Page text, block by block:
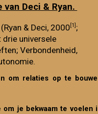
Deci & Ryan.
& Deci, 2000 [1] ;
universele
Verbondenheid,
om relaties op te
je bekwaam te voelen